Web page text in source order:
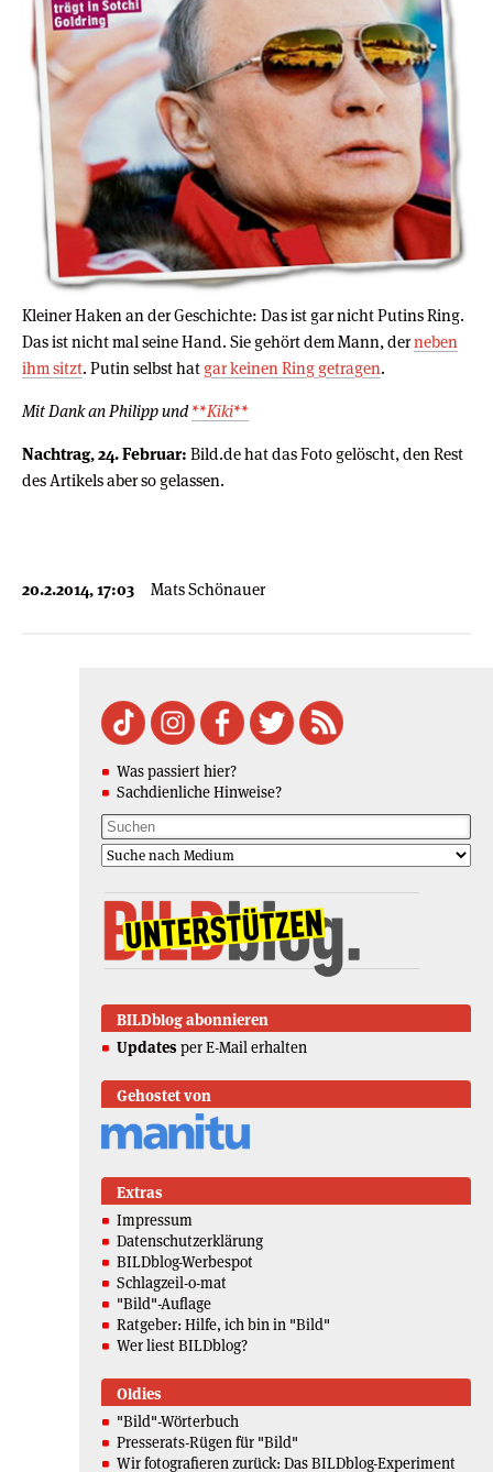
Kleiner Haken an der Geschichte: Das ist gar nicht Putins Ring.
Das ist nicht mal seine Hand. Sie gehört dem Mann, derneben
ihm sitzt. Putin selbst hat gar keinen Ring getragen.
Mit Dank an Philipp und**Kiki**
Nachtrag, 24. Februar: Bild.de hat das Foto gelöscht, den Rest
des Artikels aber so gelassen.
20.2.2014, 17:03 Mats Schönauer
Was passiert hier?
Sachdienliche Hinweise?
BILDblog abonnieren
Updates per E-Mail erhalten
Gehostet von
Extras
Impressum
Datenschutzerklärung
BILDblog-Werbespot
Schlagzeil-o-mat
"Bild"-Auflage
Ratgeber: Hilfe, ich bin in "Bild"
Wer liest BILDblog?
Oldies
"Bild"-Wörterbuch
Presserats-Rügen für "Bild"
Wir fotografieren zurück: Das BILDblog-Experiment